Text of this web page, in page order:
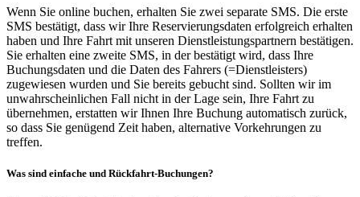
Wenn Sie online buchen, erhalten Sie zwei separate SMS. Die erste
SMS bestätigt, dass wir Ihre Reservierungsdaten erfolgreich erhalten
haben und Ihre Fahrt mit unseren Dienstleistungspartnern bestätigen.
Sie erhalten eine zweite SMS, in der bestätigt wird, dass Ihre
Buchungsdaten und die Daten des Fahrers (=Dienstleisters)
zugewiesen wurden und Sie bereits gebucht sind. Sollten wir im
unwahrscheinlichen Fall nicht in der Lage sein, Ihre Fahrt zu
übernehmen, erstatten wir Ihnen Ihre Buchung automatisch zurück,
so dass Sie genügend Zeit haben, alternative Vorkehrungen zu
treffen.
Was sind einfache und Rückfahrt-Buchungen?